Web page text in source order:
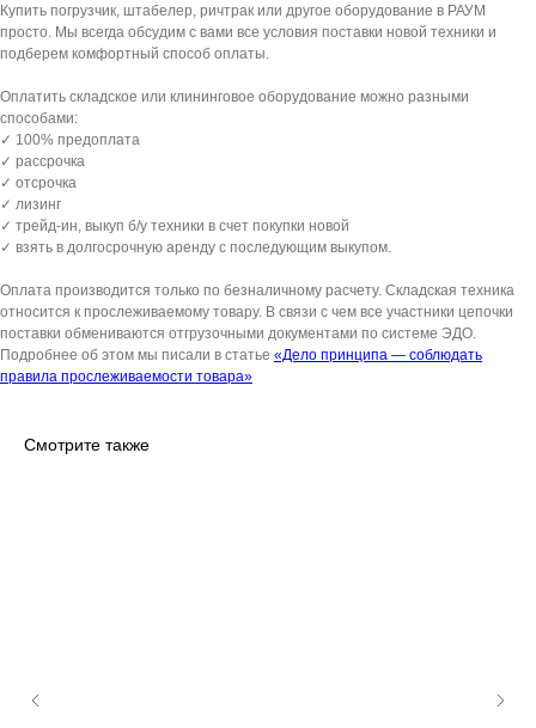
Купить погрузчик, штабелер, ричтрак или другое оборудование в РАУМ
просто. Мы всегда обсудим с вами все условия поставки новой техники и
подберем комфортный способ оплаты.
Оплатить складское или клининговое оборудование можно разными
способами:
✓ 100% предоплата
✓ рассрочка
✓ отсрочка
✓ лизинг
✓ трейд-ин, выкуп б/у техники в счет покупки новой
✓ взять в долгосрочную аренду с последующим выкупом.
Оплата производится только по безналичному расчету. Складская техника
относится к прослеживаемому товару. В связи с чем все участники цепочки
поставки обмениваются отгрузочными документами по системе ЭДО.
Подробнее об этом мы писали в статье «Дело принципа — соблюдать
правила прослеживаемости товара»
Смотрите также